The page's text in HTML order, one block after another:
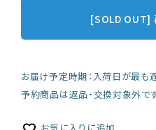
[SOLD OUT]
お届け予定時期：入荷日が最
予約商品は返品・交換対象外です